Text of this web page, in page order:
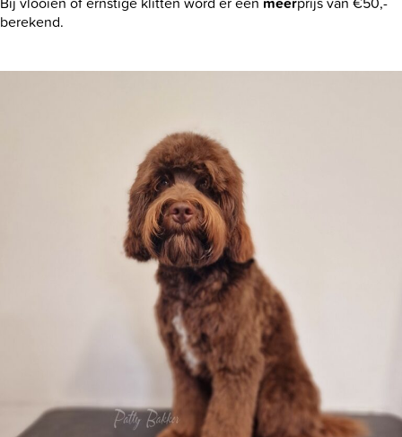
berekend.